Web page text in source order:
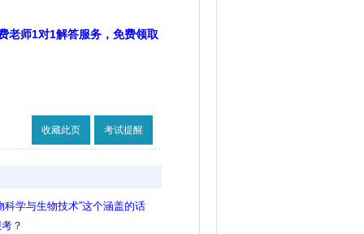
老师1对1解答服务，免费领取
收藏此页 考试提醒
学与生物技术”这个涵盖的话
？